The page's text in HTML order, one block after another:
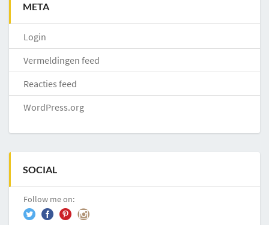
META
Login
Vermeldingen feed
Reacties feed
WordPress.org
SOCIAL
Follow me on: